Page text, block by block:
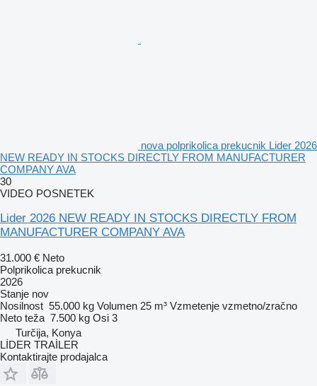
nova polprikolica prekucnik Lider 2026
NEW READY IN STOCKS DIRECTLY FROM MANUFACTURER
COMPANY AVA
30
VIDEO POSNETEK
Lider 2026 NEW READY IN STOCKS DIRECTLY FROM
MANUFACTURER COMPANY AVA
31.000 € Neto
Polprikolica prekucnik
2026
Stanje nov
Nosilnost 55.000 kg Volumen 25 m³ Vzmetenje vzmetno/zračno
Neto teža 7.500 kg Osi 3
Turčija, Konya
LİDER TRAİLER
Kontaktirajte prodajalca